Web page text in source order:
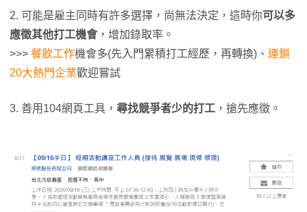
2. 可能是雇主同時有許多選擇，尚無法決定，這時你可以多
應徵其他打工機會，增加錄取率。
>>> 餐飲工作機會多(先入門累積打工經歷，再轉換)、 連鎖
20大熱門企業歡迎嘗試
3. 善用104網頁工具， 尋找競爭者少的打工 ，搶先應徵。